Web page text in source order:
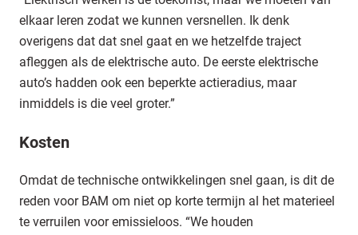
elkaar leren zodat we kunnen versnellen. Ik denk
overigens dat dat snel gaat en we hetzelfde traject
afleggen als de elektrische auto. De eerste elektrische
auto’s hadden ook een beperkte actieradius, maar
inmiddels is die veel groter.”
Kosten
Omdat de technische ontwikkelingen snel gaan, is dit de
reden voor BAM om niet op korte termijn al het materieel
te verruilen voor emissieloos. “We houden